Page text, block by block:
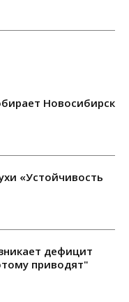
Новосибирск
«Устойчивость
дефицит
приводят"